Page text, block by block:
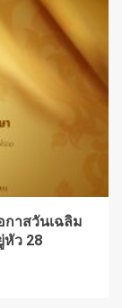
กาสวันเฉลิม
หัว 28